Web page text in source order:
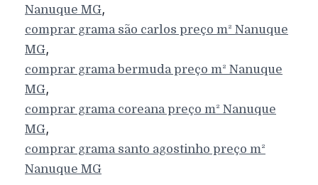
Nanuque MG,
comprar grama são carlos preço m² Nanuque
MG,
comprar grama bermuda preço m² Nanuque
MG,
comprar grama coreana preço m² Nanuque
MG,
comprar grama santo agostinho preço m²
Nanuque MG